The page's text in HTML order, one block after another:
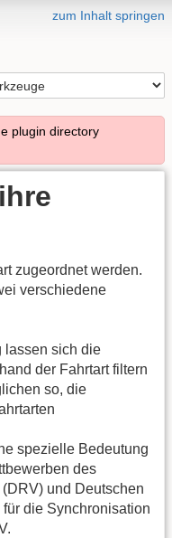
zum Inhalt springen
plugin directory
zugeordnet werden.
verschiedene
lassen sich die
der Fahrtart filtern
so, die
spezielle Bedeutung
des
und Deutschen
die Synchronisation